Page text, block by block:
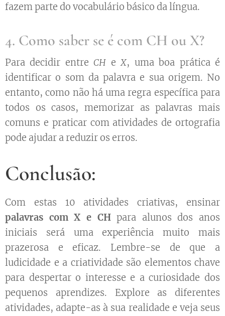
fazem parte do vocabulário básico da língua.
4. Como saber se é com CH ou X?
Para decidir entreCH eX, uma boa prática é
identificar o som da palavra e sua origem. No
entanto, como não há uma regra específica para
todos os casos, memorizar as palavras mais
comuns e praticar com atividades de ortografia
pode ajudar a reduzir os erros.
Conclusão:
Com estas 10 atividades criativas, ensinar
palavras com X e CHpara alunos dos anos
iniciais será uma experiência muito mais
prazerosa e eficaz. Lembre-se de que a
ludicidade e a criatividade são elementos chave
para despertar o interesse e a curiosidade dos
pequenos aprendizes. Explore as diferentes
atividades, adapte-as à sua realidade e veja seus